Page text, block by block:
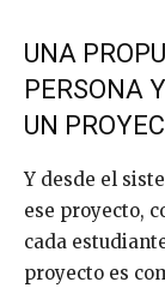
UNA
PERSONA
UN
Y desde el
ese proyecto,
cada
proyecto es